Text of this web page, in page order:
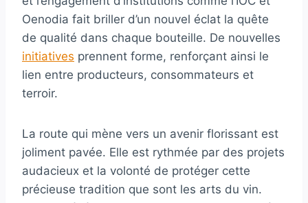
Oenodia fait briller d’un nouvel éclat la quête
de qualité dans chaque bouteille. De nouvelles
initiatives prennent forme, renforçant ainsi le
lien entre producteurs, consommateurs et
terroir.
La route qui mène vers un avenir florissant est
joliment pavée. Elle est rythmée par des projets
audacieux et la volonté de protéger cette
précieuse tradition que sont les arts du vin.